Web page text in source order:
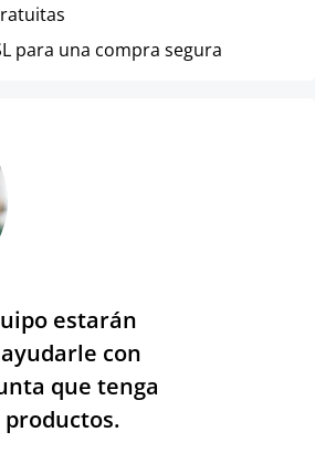
para una compra segura
estarán
con
que tenga